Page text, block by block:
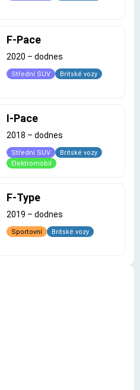
F-Pace
2020 – dodnes
Střední SUV Britské vozy
I-Pace
2018 – dodnes
Střední SUV
Britské vozy
Elektromobil
F-Type
2019 – dodnes
Sportovní Britské vozy